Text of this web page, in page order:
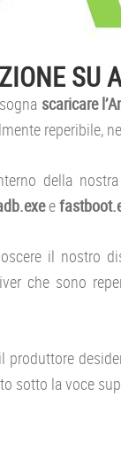
SU
scaricare
reperibile,
della
e
il nostro
che sono
produttore
sotto la voce